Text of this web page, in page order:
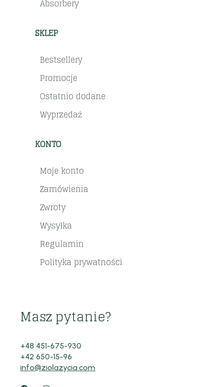
Absorbery
SKLEP
Bestsellery
Promocje
Ostatnio dodane
Wyprzedaż
KONTO
Moje konto
Zamówienia
Zwroty
Wysyłka
Regulamin
Polityka prywatności
Masz pytanie?
+48 451-675-930
+42 650-15-96
info@ziolazycia.com